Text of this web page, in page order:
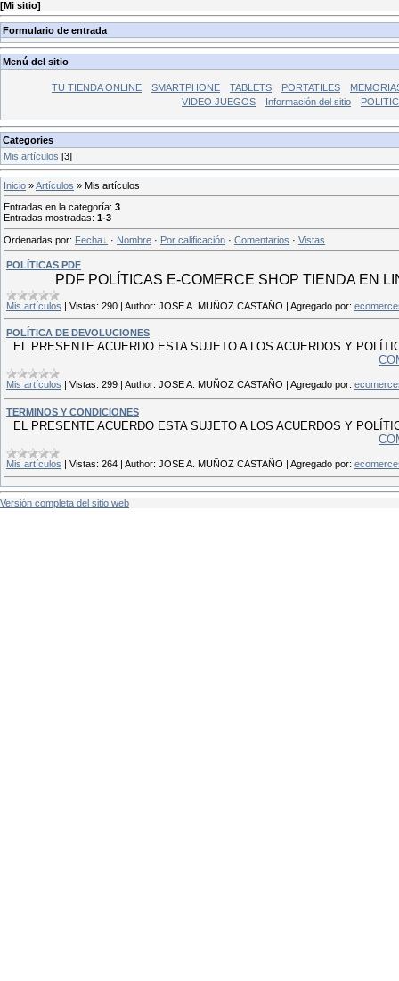
[Mi sitio]
Formulario de entrada
Menú del sitio
TU TIENDA ONLINE SMARTPHONE TABLETS PORTATILES
VIDEO JUEGOS
Información del sitio
Categories
Mis artículos [3]
Inicio »Artículos » Mis artículos
Entradas en la categoría: 3
Entradas mostradas: 1-3
Ordenadas por: Fecha · Nombre · Por calificación · Comentarios · Vistas
POLÍTICAS PDF
PDF POLÍTICAS E-COMERCE SHOP TIENDA EN
Mis artículos | Vistas: 290 | Author: JOSE A. MUÑOZ CASTAÑO | Agregado por:
POLÍTICA DE DEVOLUCIONES
EL PRESENTE ACUERDO ESTA SUJETO A LOS ACUERDOS Y
Mis artículos Vistas: 299 Author: JOSE A. MUÑOZ CASTAÑO Agregado por:
TERMINOS Y CONDICIONES
EL PRESENTE ACUERDO ESTA SUJETO A LOS ACUERDOS Y
Mis artículos | Vistas: 264 | Author: JOSE A. MUÑOZ CASTAÑO | Agregado por:
Versión completa del sitio web